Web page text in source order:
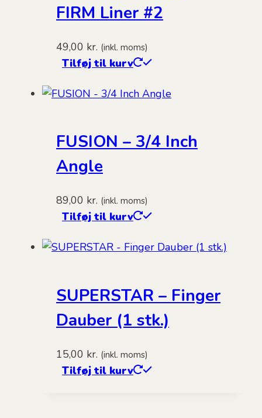
FIRM Liner #2
49,00 kr. (inkl. moms)
Tilføj til kurv
FUSION – 3/4 Inch
Angle
89,00 kr. (inkl. moms)
Tilføj til kurv
SUPERSTAR – Finger
Dauber (1 stk.)
15,00 kr. (inkl. moms)
Tilføj til kurv